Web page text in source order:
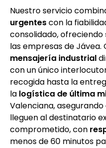
Nuestro servicio
urgentescon la
consolidado, ofreciendo
las empresas de
mensajería industrial
con un único
recogida hasta la
la logística de última
Valenciana,
lleguen al destinatario
comprometido, con
menos de 60 minutos